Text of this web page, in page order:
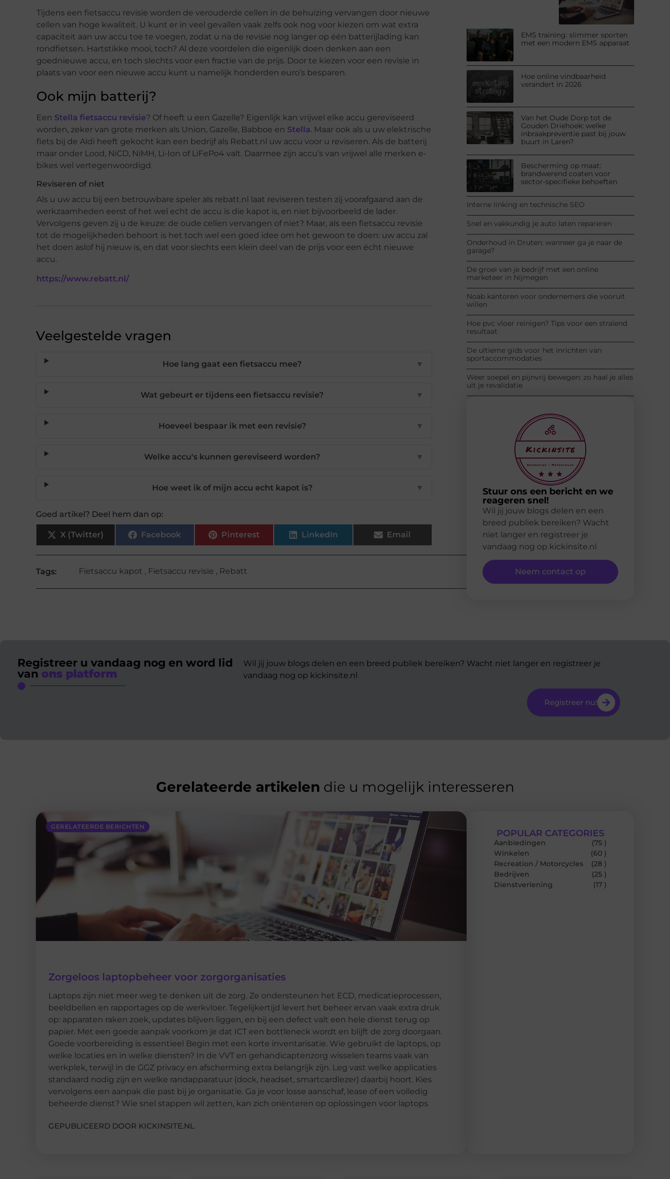
Tijdens een fietsaccu revisie worden de verouderde cellen in de behuizing vervangen door nieuwe
cellen van hoge kwaliteit. U kunt er in veel gevallen vaak zelfs ook nog voor kiezen om wat extra
capaciteit aan uw accu toe te voegen, zodat u na de revisie nog langer op één batterijlading kan
rondfietsen. Hartstikke mooi, toch? Al deze voordelen die eigenlijk doen denken aan een
goednieuwe accu, en toch slechts voor een fractie van de prijs. Door te kiezen voor een revisie in
plaats van voor een nieuwe accu kunt u namelijk honderden euro’s besparen.
Ook mijn batterij?
Een Stella fietsaccu revisie? Of heeft u een Gazelle? Eigenlijk kan vrijwel elke accu gereviseerd
worden, zeker van grote merken als Union, Gazelle, Babboe en Stella. Maar ook als u uw elektrische
fiets bij de Aldi heeft gekocht kan een bedrijf als Rebatt.nl uw accu voor u reviseren. Als de batterij
maar onder Lood, NiCD, NiMH, Li-Ion of LiFePo4 valt. Daarmee zijn accu’s van vrijwel alle merken e-
bikes wel vertegenwoordigd.
Reviseren of niet
Als u uw accu bij een betrouwbare speler als rebatt.nl laat reviseren testen zij voorafgaand aan de
werkzaamheden eerst of het wel echt de accu is die kapot is, en niet bijvoorbeeld de lader.
Vervolgens geven zij u de keuze: de oude cellen vervangen of niet? Maar, als een fietsaccu revisie
tot de mogelijkheden behoort is het toch wel een goed idee om het gewoon te doen: uw accu zal
het doen aslof hij nieuw is, en dat voor slechts een klein deel van de prijs voor een écht nieuwe
accu.
https://www.rebatt.nl/
Veelgestelde vragen
Hoe lang gaat een fietsaccu mee? ▼
Wat gebeurt er tijdens een fietsaccu revisie? ▼
Hoeveel bespaar ik met een revisie? ▼
Welke accu's kunnen gereviseerd worden? ▼
Hoe weet ik of mijn accu echt kapot is? ▼
Goed artikel? Deel hem dan op:
X (Twitter) Facebook Pinterest LinkedIn Email
Tags: Fietsaccu kapot , Fietsaccu revisie , Rebatt
EMS training: slimmer sporten
met een modern EMS apparaat
Hoe online vindbaarheid
verandert in 2026
Van het Oude Dorp tot de
Gouden Driehoek: welke
inbraakpreventie past bij jouw
buurt in Laren?
Bescherming op maat:
brandwerend coaten voor
sector-specifieke behoeften
Interne linking en technische SEO
Snel en vakkundig je auto laten repareren
Onderhoud in Druten: wanneer ga je naar de
garage?
De groei van je bedrijf met een online
marketeer in Nijmegen
Noab kantoren voor ondernemers die vooruit
willen
Hoe pvc vloer reinigen? Tips voor een stralend
resultaat
De ultieme gids voor het inrichten van
sportaccommodaties
Weer soepel en pijnvrij bewegen: zo haal je alles
uit je revalidatie
Stuur ons een bericht en we
reageren snel!
Wil jij jouw blogs delen en een
breed publiek bereiken? Wacht
niet langer en registreer je
vandaag nog op kickinsite.nl
Neem contact op
Registreer u vandaag nog en word lid
van ons platform
Wil jij jouw blogs delen en een breed publiek bereiken? Wacht niet langer en registreer je
vandaag nog op kickinsite.nl
Registreer nu!
Gerelateerde artikelen die u mogelijk interesseren
GERELATEERDE BERICHTEN
Zorgeloos laptopbeheer voor zorgorganisaties
Laptops zijn niet meer weg te denken uit de zorg. Ze ondersteunen het ECD, medicatieprocessen,
beeldbellen en rapportages op de werkvloer. Tegelijkertijd levert het beheer ervan vaak extra druk
op: apparaten raken zoek, updates blijven liggen, en bij een defect valt een hele dienst terug op
papier. Met een goede aanpak voorkom je dat ICT een bottleneck wordt en blijft de zorg doorgaan.
Goede voorbereiding is essentieel Begin met een korte inventarisatie. Wie gebruikt de laptops, op
welke locaties en in welke diensten? In de VVT en gehandicaptenzorg wisselen teams vaak van
werkplek, terwijl in de GGZ privacy en afscherming extra belangrijk zijn. Leg vast welke applicaties
standaard nodig zijn en welke randapparatuur (dock, headset, smartcardlezer) daarbij hoort. Kies
vervolgens een aanpak die past bij je organisatie. Ga je voor losse aanschaf, lease of een volledig
beheerde dienst? Wie snel stappen wil zetten, kan zich oriënteren op oplossingen voor laptops
GEPUBLICEERD DOOR KICKINSITE.NL
POPULAR CATEGORIES
Aanbiedingen
(75 )
Winkelen
(60 )
Recreation / Motorcycles
(28 )
Bedrijven
(25 )
Dienstverlening
(17 )